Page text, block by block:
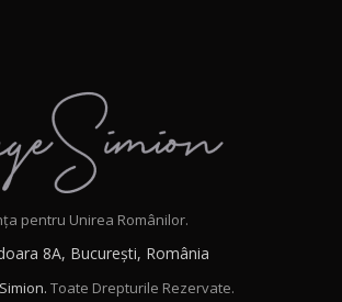
pentru Unirea Românilor.
8A, București, România
Toate Drepturile Rezervate.